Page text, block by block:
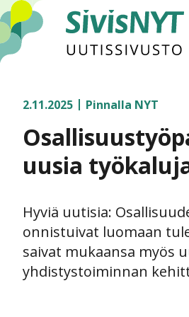
SivisNYT
2.11.2025 Pinnalla NYT
uusia
Hyviä uutisia:
onnistuivat luomaan
saivat mukaansa myös
yhdistystoiminnan